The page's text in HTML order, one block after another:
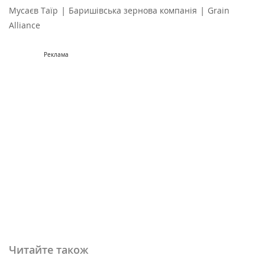
Мусаєв Таїр | Баришівська зернова компанія | Grain
Alliance
Реклама
Читайте також